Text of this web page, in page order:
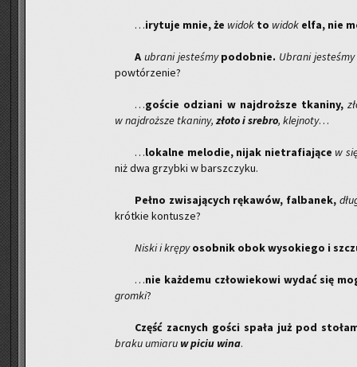
…iry­tu­je mnie, że widok to widok elfa, nie
A ubra­ni je­ste­śmypo­dob­nie. Ubra­ni je­ste­śmy
po­wtó­rze­nie?
…go­ście odzia­ni w naj­droż­sze tka­ni­ny,
w naj­droż­sze tka­ni­ny, złoto i sre­bro, klej­no­ty…
…lo­kal­ne me­lo­die, nijak nie­tra­fia­ją­ce w
niż dwa grzyb­ki w barsz­czy­ku.
Pełno zwi­sa­ją­cych rę­ka­wów, fal­ba­nek,
krót­kie kon­tu­sze?
Niski i krępyosob­nik obok wy­so­kie­go i
…nie każ­de­mu czło­wie­ko­wi wydać się
grom­ki?
Część za­cnych gości spała już pod
braku umia­ru w piciu wina.